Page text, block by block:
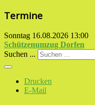
Termine
Sonntag 16.08.2026 13:00
Schützenumzug Dorfen
Suchen ...
Drucken
E-Mail